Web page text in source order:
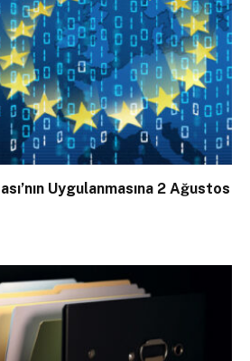
Uygulanmasına 2 Ağustos